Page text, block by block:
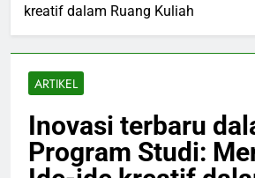
kreatif dalam Ruang Kuliah
ARTIKEL
Inovasi terbaru
Program Studi: